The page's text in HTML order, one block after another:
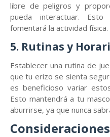
libre de peligros y
pueda interactuar.
fomentará la actividad física.
5. Rutinas y
Establecer una rutina de
que tu erizo se sienta
es beneficioso variar
Esto mantendrá a tu
aburrirse, ya que nunca